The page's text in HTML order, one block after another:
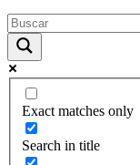
Exact matches only
Search in title